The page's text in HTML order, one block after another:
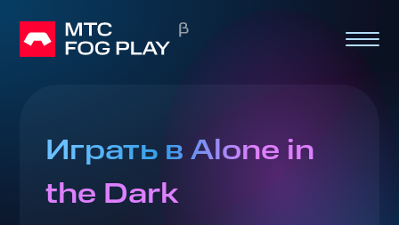
Играть в Alone in
the Dark